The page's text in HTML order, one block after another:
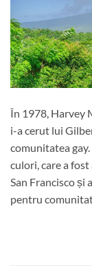
În 1978, Harvey
i-a cerut lui
comunitatea
culori, care a
San Francisco și
pentru